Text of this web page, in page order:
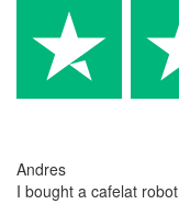
Andres
I bought a cafelat